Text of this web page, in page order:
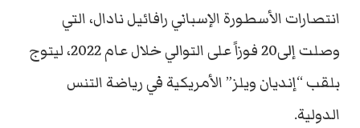
انتصارات الأسطورة الإسباني رافائيل نادال، التي
وصلت إلى20 فوزاً على التوالي خلال عام 2022، ليتوج
بلقب “إنديان ويلز” الأمريكية في رياضة التنس
الدولية.